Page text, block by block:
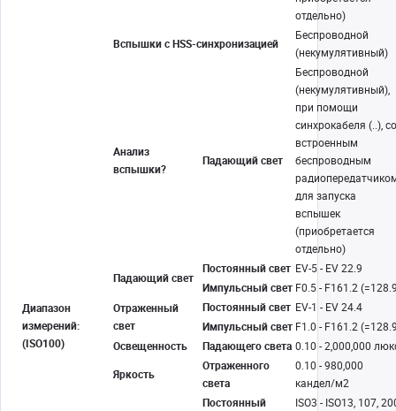
отдельно)
Вспышки с HSS-синхронизацией
Беспроводной
(некумулятивный)
Анализ
вспышки?
Падающий свет
Беспроводной
(некумулятивный),
при помощи
синхрокабеля (..), со
встроенным
беспроводным
для запуска
вспышек
(приобретается
отдельно)
Диапазон
измерений:
(ISO100)
Падающий свет
Постоянный свет EV-5 - EV 22.9
Импульсный свет F0.5 - F161.2
Отраженный
свет
Постоянный свет EV-1 - EV 24.4
Импульсный свет F1.0 - F161.2
Освещенность
Падающего света 0.10 - 2,000,000
Яркость
Отраженного
света
0.10 - 980,000
кандел/м2
Постоянный
ISO3 - ISO13, 107,